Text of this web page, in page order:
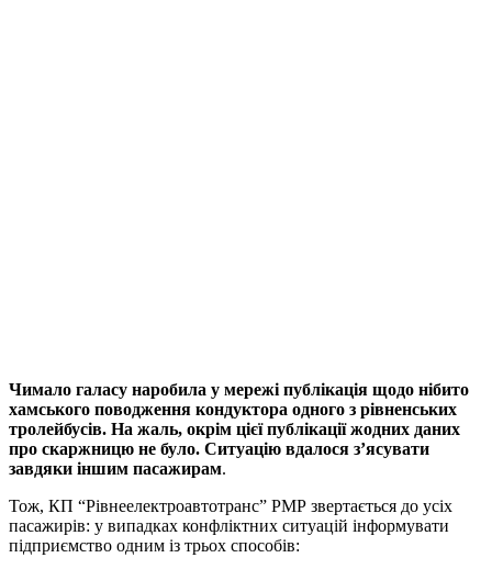
Чимало галасу наробила у мережі публікація щодо нібито
хамського поводження кондуктора одного з рівненських
тролейбусів. На жаль, окрім цієї публікації жодних даних
про скаржницю не було. Ситуацію вдалося з’ясувати
завдяки іншим пасажирам.
Тож, КП “Рівнеелектроавтотранс” РМР звертається до усіх
пасажирів: у випадках конфліктних ситуацій інформувати
підприємство одним із трьох способів: